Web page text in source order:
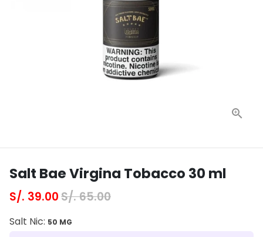
Salt Bae Virgina Tobacco 30 ml
S/. 39.00S/. 65.00
Salt Nic: 50 MG